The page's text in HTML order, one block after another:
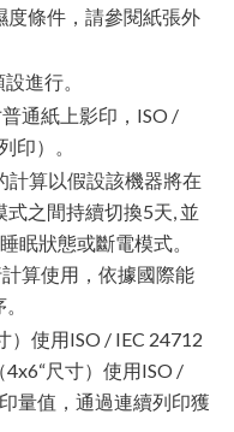
度條件，請參閱紙張外
進行。
通紙上影印，ISO /
印）。
計算以假設該機器將在
之間持續切換5天, 並
眠狀態或斷電模式。
算使用，依據國際能
）使用ISO / IEC 24712
尺寸）使用ISO /
量值，通過連續列印獲